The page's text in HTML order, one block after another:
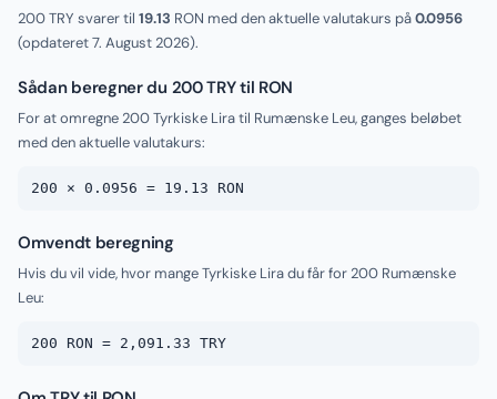
200 TRY svarer til 19.13 RON med den aktuelle valutakurs på0.0956
(opdateret7. August 2026).
Sådan beregner du 200 TRY til RON
For at omregne 200 Tyrkiske Lira til Rumænske Leu, ganges beløbet
med den aktuelle valutakurs:
200 × 0.0956 = 19.13 RON
Omvendt beregning
Hvis du vil vide, hvor mange Tyrkiske Lira du får for 200 Rumænske
Leu:
200 RON = 2,091.33 TRY